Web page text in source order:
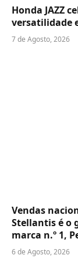
Honda JAZZ
versatilidade
7 de Agosto, 2026
Vendas
Stellantis é o
marca n.º 1,
6 de Agosto, 2026